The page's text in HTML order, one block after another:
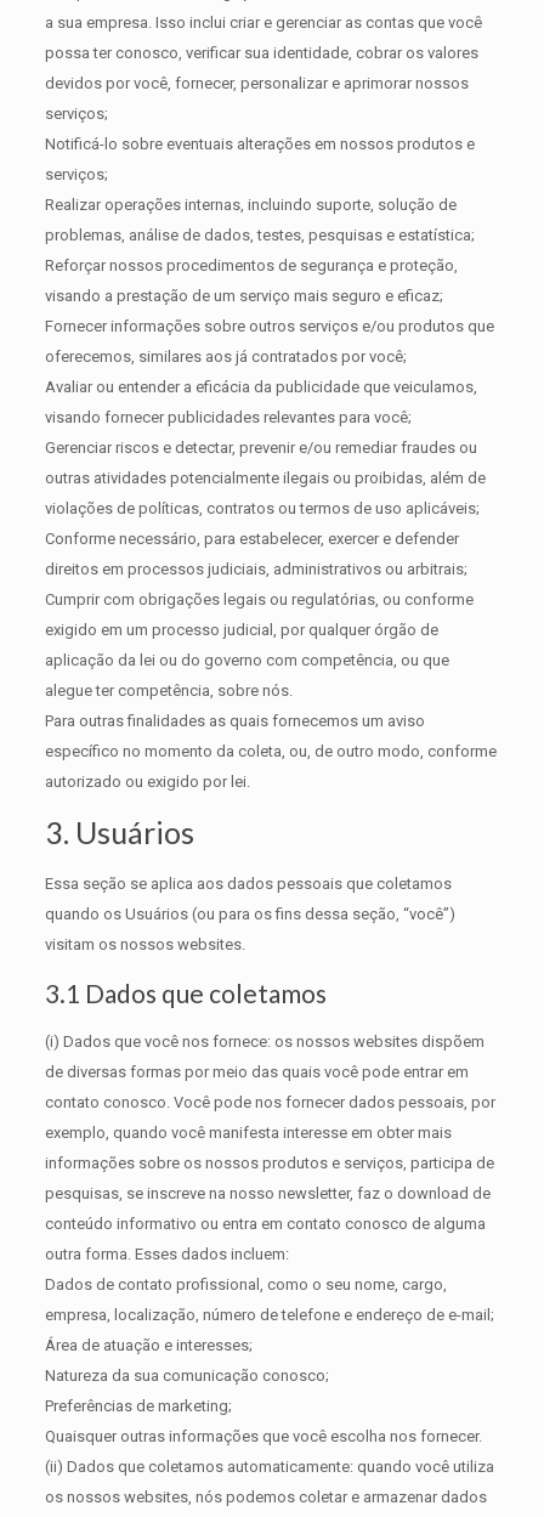
a sua empresa. Isso inclui criar e gerenciar as contas que você
possa ter conosco, verificar sua identidade, cobrar os valores
devidos por você, fornecer, personalizar e aprimorar nossos
serviços;
Notificá-lo sobre eventuais alterações em nossos produtos e
serviços;
Realizar operações internas, incluindo suporte, solução de
problemas, análise de dados, testes, pesquisas e estatística;
Reforçar nossos procedimentos de segurança e proteção,
visando a prestação de um serviço mais seguro e eficaz;
Fornecer informações sobre outros serviços e/ou produtos que
oferecemos, similares aos já contratados por você;
Avaliar ou entender a eficácia da publicidade que veiculamos,
visando fornecer publicidades relevantes para você;
Gerenciar riscos e detectar, prevenir e/ou remediar fraudes ou
outras atividades potencialmente ilegais ou proibidas, além de
violações de políticas, contratos ou termos de uso aplicáveis;
Conforme necessário, para estabelecer, exercer e defender
direitos em processos judiciais, administrativos ou arbitrais;
Cumprir com obrigações legais ou regulatórias, ou conforme
exigido em um processo judicial, por qualquer órgão de
aplicação da lei ou do governo com competência, ou que
alegue ter competência, sobre nós.
Para outras finalidades as quais fornecemos um aviso
específico no momento da coleta, ou, de outro modo, conforme
autorizado ou exigido por lei.
3. Usuários
Essa seção se aplica aos dados pessoais que coletamos
quando os Usuários (ou para os fins dessa seção, “você”)
visitam os nossos websites.
3.1 Dados que coletamos
(i) Dados que você nos fornece: os nossos websites dispõem
de diversas formas por meio das quais você pode entrar em
contato conosco. Você pode nos fornecer dados pessoais, por
exemplo, quando você manifesta interesse em obter mais
informações sobre os nossos produtos e serviços, participa de
pesquisas, se inscreve na nosso newsletter, faz o download de
conteúdo informativo ou entra em contato conosco de alguma
outra forma. Esses dados incluem:
Dados de contato profissional, como o seu nome, cargo,
empresa, localização, número de telefone e endereço de e-mail;
Área de atuação e interesses;
Natureza da sua comunicação conosco;
Preferências de marketing;
Quaisquer outras informações que você escolha nos fornecer.
(ii) Dados que coletamos automaticamente: quando você utiliza
os nossos websites, nós podemos coletar e armazenar dados